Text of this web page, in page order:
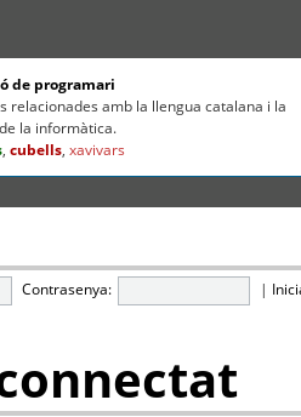
de programari
relacionades amb la llengua catalana i la
la informàtica.
,cubells,xavivars
Contrasenya: |